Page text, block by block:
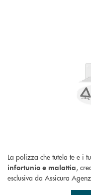
La polizza che tutela te e i
infortunio e malattia,
esclusiva da Assicura